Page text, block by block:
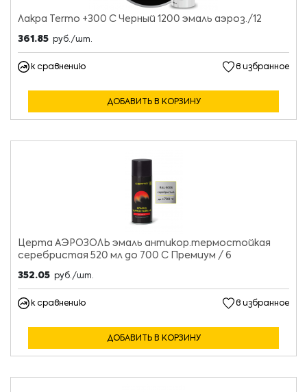
Лакра Termo +300 С Черный 1200 эмаль аэроз./12
361.85 руб./шт.
к сравнению в избранное
ДОБАВИТЬ В КОРЗИНУ
Церта АЭРОЗОЛЬ эмаль антикор.термостойкая
серебристая 520 мл до 700 С Премиум / 6
352.05 руб./шт.
к сравнению в избранное
ДОБАВИТЬ В КОРЗИНУ